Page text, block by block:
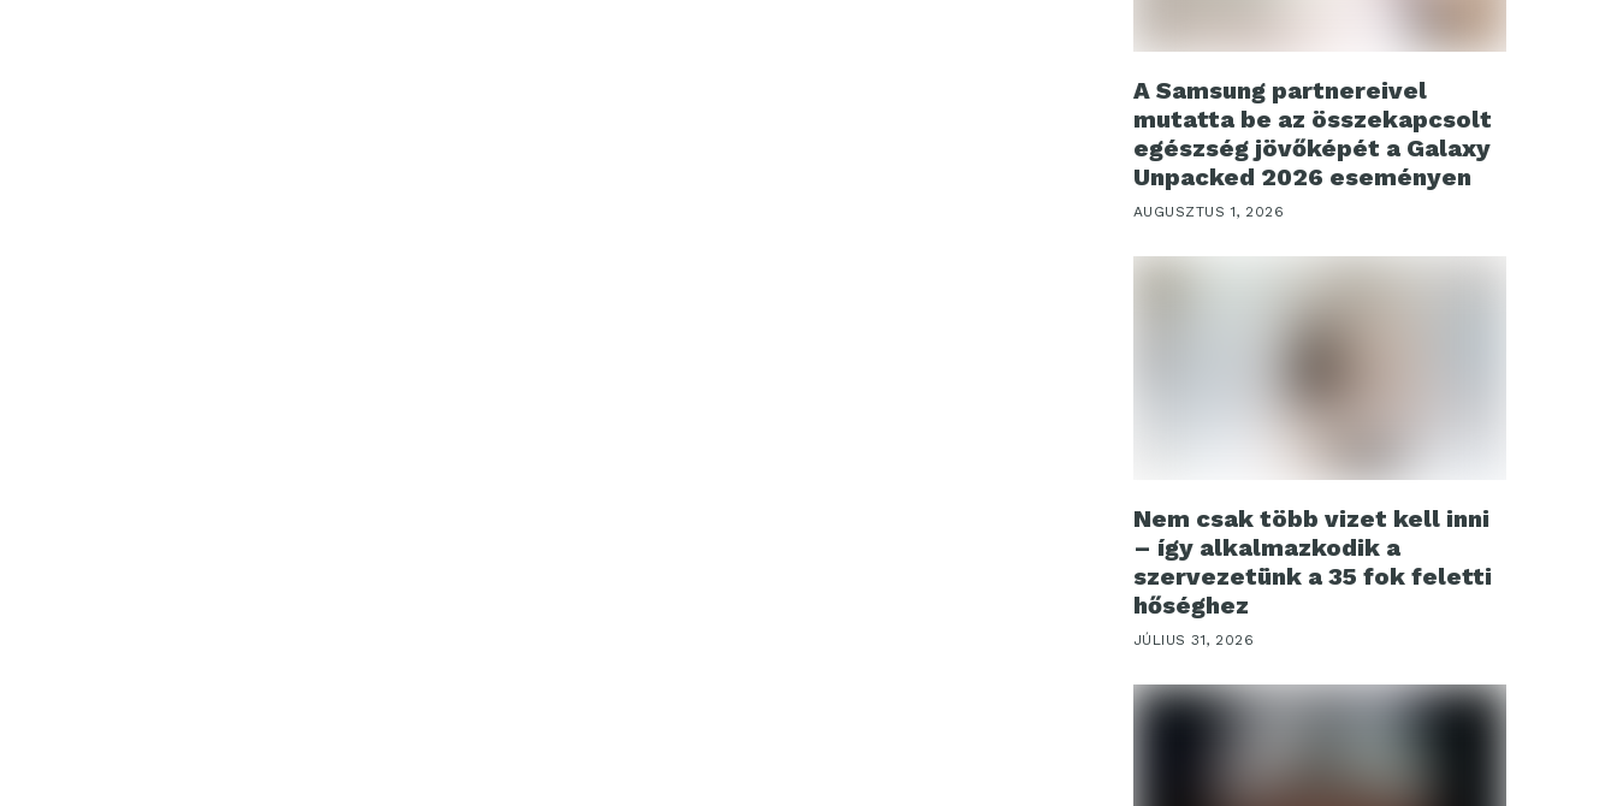
A Samsung partnereivel
mutatta be az összekapcsolt
egészség jövőképét a Galaxy
Unpacked 2026 eseményen
AUGUSZTUS 1, 2026
Nem csak több vizet kell inni
– így alkalmazkodik a
szervezetünk a 35 fok feletti
hőséghez
JÚLIUS 31, 2026